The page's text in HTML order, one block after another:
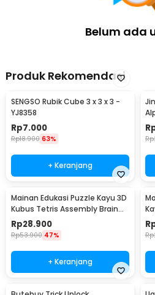
Belum ada
Produk Rekomendasi
SENGSO Rubik Cube 3 x 3 x 3 -
YJ8358
Rp7.000
Rp18.900 63%
+ Keranjang
Rp
Mainan Edukasi Puzzle Kayu 3D
Kubus Tetris Assembly Brain
Teaser
Rp28.900
Rp53.900 47%
+ Keranjang
Rp